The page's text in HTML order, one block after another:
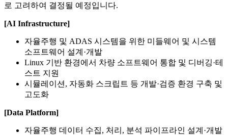
로 고려하여 결정될 예정입니다.
[AI Infrastructure]
자율주행 및 ADAS 시스템을 위한 미들웨어 및 시스템
소프트웨어 설계·개발
Linux 기반 환경에서 차량 소프트웨어 통합 및 디버깅·테
스트 지원
시뮬레이션, 자동화 스크립트 등 개발·검증 환경 구축 및
고도화
[Data Platform]
자율주행 데이터 수집, 처리, 분석 파이프라인 설계·개발